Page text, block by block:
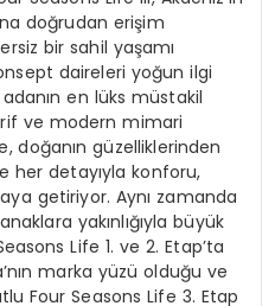
doğrudan erişim
bir sahil yaşamı
daireleri yoğun ilgi
en lüks müstakil
ve modern mimari
doğanın güzelliklerinden
her detayıyla konforu,
getiriyor. Aynı zamanda
yakınlığıyla büyük
Life 1. ve 2. Etap’ta
marka yüzü olduğu ve
Four Seasons Life 3. Etap